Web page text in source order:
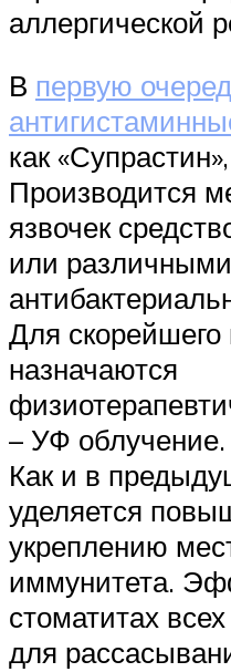
аллергической
В первую
как
Производится
язвочек
или различными
Для
назначаются
– УФ облучение.
Как и в
уделяется
укреплению
иммунитета.
стоматитах
для